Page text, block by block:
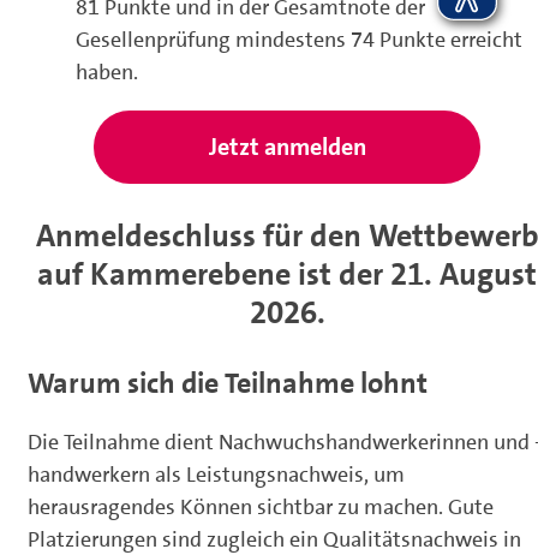
81 Punkte und in der Gesamtnote der
Gesellenprüfung mindestens 74 Punkte erreicht
haben.
Jetzt anmelden
Anmeldeschluss für den Wettbewerb
auf Kammerebene ist der 21. August
2026.
Warum sich die Teilnahme lohnt
Die Teilnahme dient Nachwuchshandwerkerinnen und
handwerkern als Leistungsnachweis, um
herausragendes Können sichtbar zu machen. Gute
Platzierungen sind zugleich ein Qualitätsnachweis in